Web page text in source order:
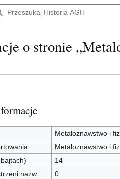
treścio stronie
Metaloznawstwo i
Metaloznawstwo i
14
nazw
0